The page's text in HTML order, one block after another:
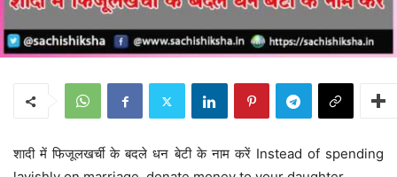
शादी में फिजूलखर्ची के बदले धन बेटी के नाम करें Instead of spending